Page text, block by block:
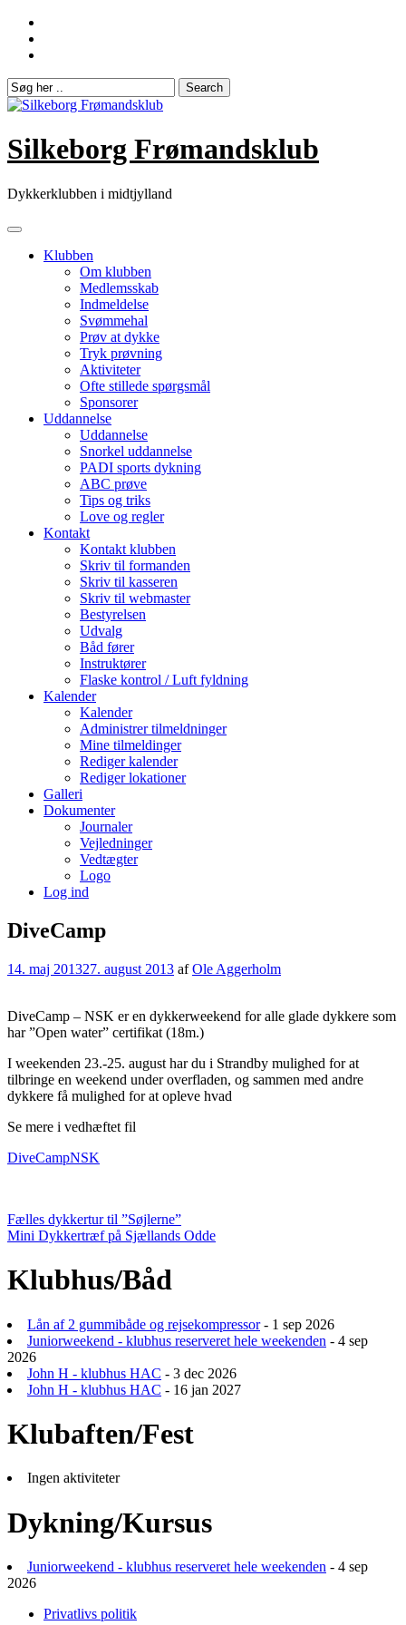
Skip
content
Silkeborg Frømandsklub
Dykkerklubben i midtjylland
Klubben
Om klubben
Medlemsskab
Indmeldelse
Svømmehal
Prøv at dykke
Tryk prøvning
Aktiviteter
Ofte stillede spørgsmål
Sponsorer
Uddannelse
Uddannelse
Snorkel uddannelse
PADI sports dykning
ABC prøve
Tips og triks
Love og regler
Kontakt
Kontakt klubben
Skriv til formanden
Skriv til kasseren
Skriv til webmaster
Bestyrelsen
Udvalg
Båd fører
Instruktører
Flaske kontrol / Luft fyldning
Kalender
Kalender
Administrer tilmeldninger
Mine tilmeldinger
Rediger kalender
Rediger lokationer
Galleri
Dokumenter
Journaler
Vejledninger
Vedtægter
Logo
Log ind
DiveCamp
14. maj 201327. august 2013 afOle Aggerholm
DiveCamp – NSK er en dykkerweekend for alle glade dykkere som
har ”Open water” certifikat (18m.)
I weekenden 23.-25. august har du i Strandby mulighed for at
tilbringe en weekend under overfladen, og sammen med andre
dykkere få mulighed for at opleve hvad
Se mere i vedhæftet fil
DiveCampNSK
Indlægsnavigation
Fælles dykkertur til ”Søjlerne”
Mini Dykkertræf på Sjællands Odde
Klubhus/Båd
Lån af 2 gummibåde og rejsekompressor- 1 sep 2026
Juniorweekend - klubhus reserveret hele weekenden - 4 sep
2026
John H - klubhus HAC - 3 dec 2026
John H - klubhus HAC - 16 jan 2027
Klubaften/Fest
Ingen aktiviteter
Dykning/Kursus
Juniorweekend - klubhus reserveret hele weekenden - 4 sep
2026
Privatlivs politik